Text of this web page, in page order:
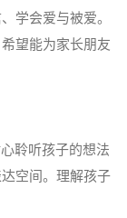
学会爱与被爱。
望能为家长朋友
聆听孩子的想法
空间。理解孩子